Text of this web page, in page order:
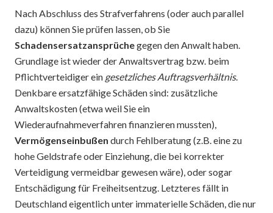
Nach Abschluss des Strafverfahrens (oder auch parallel
dazu) können Sie prüfen lassen, ob Sie
Schadensersatzansprüchegegen den Anwalt haben.
Grundlage ist wieder der Anwaltsvertrag bzw. beim
Pflichtverteidiger ein gesetzliches Auftragsverhältnis.
Denkbare ersatzfähige Schäden sind: zusätzliche
Anwaltskosten (etwa weil Sie ein
Wiederaufnahmeverfahren finanzieren mussten),
Vermögenseinbußen durch Fehlberatung (z.B. eine zu
hohe Geldstrafe oder Einziehung, die bei korrekter
Verteidigung vermeidbar gewesen wäre), oder sogar
Entschädigung für Freiheitsentzug. Letzteres fällt in
Deutschland eigentlich unter immaterielle Schäden, die nur